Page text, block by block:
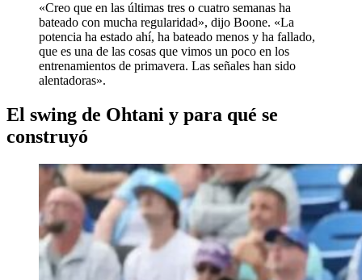
«Creo que en las últimas tres o cuatro semanas ha
bateado con mucha regularidad», dijo Boone. «La
potencia ha estado ahí, ha bateado menos y ha fallado,
que es una de las cosas que vimos un poco en los
entrenamientos de primavera. Las señales han sido
alentadoras».
El swing de Ohtani y para qué se
construyó